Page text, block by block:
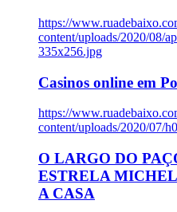
https://
content/uploads/2020/08/
335x256.jpg
Casinos online em
https://
content/uploads/2020/07/
O LARGO DO
ESTRELA
A CASA